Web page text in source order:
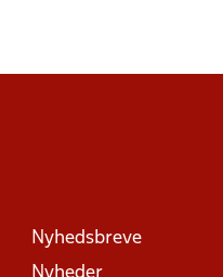
Nyhedsbreve